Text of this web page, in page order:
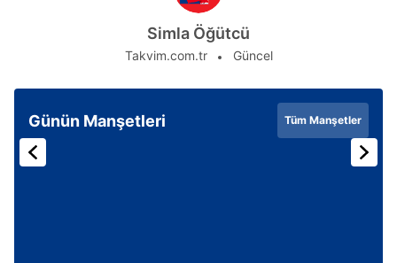
Simla Öğütcü
Takvim.com.tr Güncel
Günün Manşetleri Tüm Manşetler